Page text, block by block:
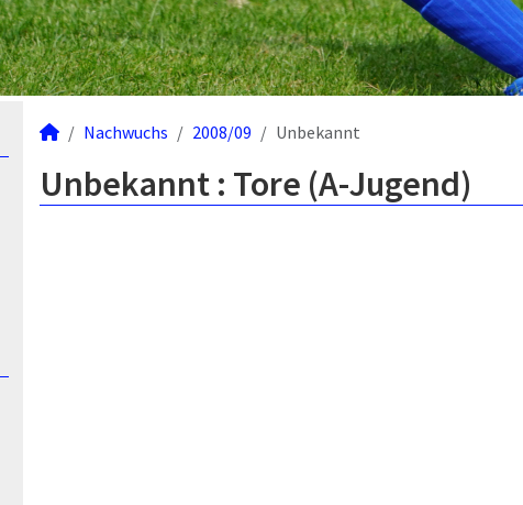
Nachwuchs 2008/09 Unbekannt
Unbekannt : Tore (A-Jugend)